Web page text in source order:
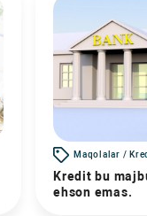
Maqolalar /
Kredit bu
ehson emas.